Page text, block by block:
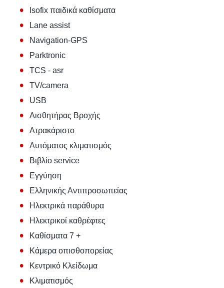
• Isofix παιδικά καθίσματα
• Lane assist
• Navigation-GPS
• Parktronic
• TCS - asr
• TV/camera
• USB
• Αισθητήρας Βροχής
• Ατρακάριστο
• Αυτόματος κλιματισμός
• Βιβλίο service
• Εγγύηση
• Ελληνικής Αντιπροσωπείας
• Ηλεκτρικά παράθυρα
• Ηλεκτρικοί καθρέφτες
• Καθίσματα 7 +
• Κάμερα οπισθοπορείας
• Κεντρικό Κλείδωμα
• Κλιματισμός